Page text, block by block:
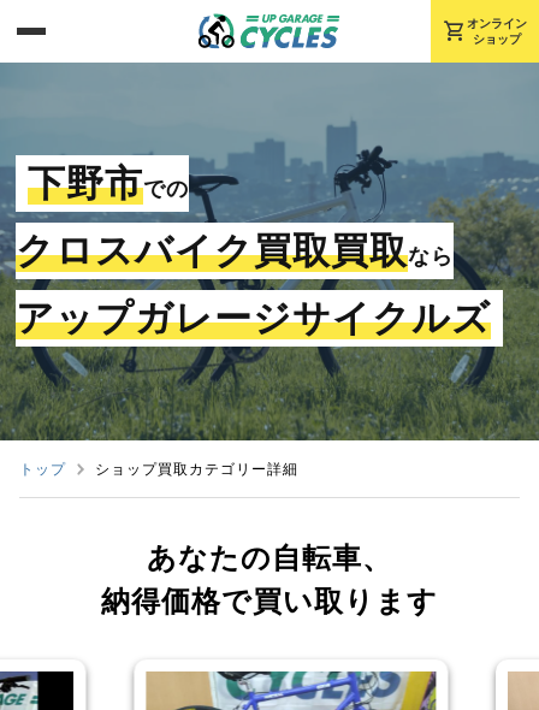
shopping_cart オンライン
ショップ
下野市での
クロスバイク買取買取なら
アップガレージサイクルズ
トップ ショップ買取カテゴリー詳細
あなたの自転車、
納得価格で買い取ります